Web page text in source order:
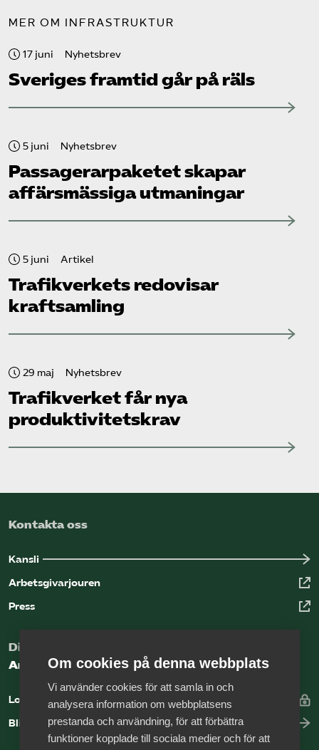
MER OM INFRASTRUKTUR
17 juni Nyhetsbrev
Sveriges framtid går på räls
5 juni Nyhetsbrev
Passagerarpaketet skapar
affärsmässiga utmaningar
5 juni Artikel
Trafikverkets redovisar
kraftsamling
29 maj Nyhetsbrev
Trafikverket får nya
produktivitetskrav
Kontakta oss
Kansli
Arbetsgivarjouren
Press
Digital kunskapsbank för arbetsgivare
Arbetsgivarguiden
Logga in
Bli medlem
Om cookies på denna webbplats
Vi använder cookies för att samla in och
analysera information om webbplatsens
prestanda och användning, för att förbättra
funktioner kopplade till sociala medier och för att